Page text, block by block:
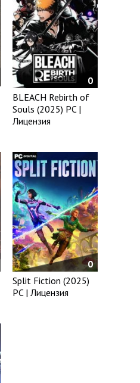
0
BLEACH Rebirth of
Souls (2025) PC |
Лицензия
0
Split Fiction (2025)
PC | Лицензия